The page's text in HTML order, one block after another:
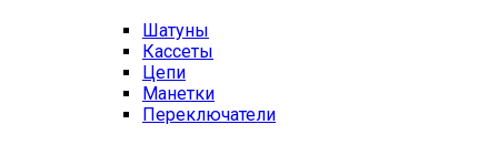
Шатуны
Кассеты
Цепи
Манетки
Переключатели